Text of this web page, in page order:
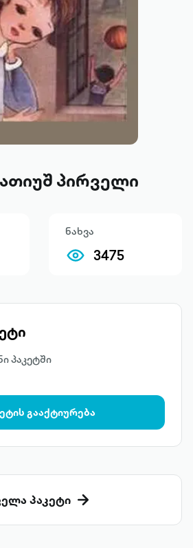
პირველი
ნახვა
3475
პაკეტში
გააქტიურება
პაკეტი